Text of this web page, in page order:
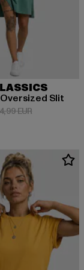
Slit
20,99 EUR
EURAktionspreis: